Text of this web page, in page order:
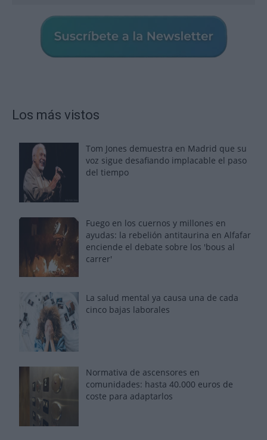
Los más vistos
Tom Jones demuestra en Madrid que su
voz sigue desafiando implacable el paso
del tiempo
Fuego en los cuernos y millones en
ayudas: la rebelión antitaurina en Alfafar
enciende el debate sobre los 'bous al
carrer'
La salud mental ya causa una de cada
cinco bajas laborales
Normativa de ascensores en
comunidades: hasta 40.000 euros de
coste para adaptarlos